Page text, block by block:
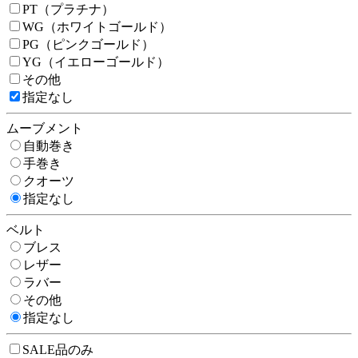
PT（プラチナ）
WG（ホワイトゴールド）
PG（ピンクゴールド）
YG（イエローゴールド）
その他
指定なし
ムーブメント
自動巻き
手巻き
クオーツ
指定なし
ベルト
ブレス
レザー
ラバー
その他
指定なし
SALE品のみ